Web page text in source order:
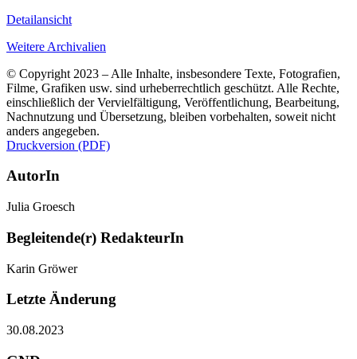
Detailansicht
Weitere Archivalien
© Copyright 2023 – Alle Inhalte, insbesondere Texte, Fotografien,
Filme, Grafiken usw. sind urheberrechtlich geschützt. Alle Rechte,
einschließlich der Vervielfältigung, Veröffentlichung, Bearbeitung,
Nachnutzung und Übersetzung, bleiben vorbehalten, soweit nicht
anders angegeben.
Druckversion (PDF)
AutorIn
Julia Groesch
Begleitende(r) RedakteurIn
Karin Gröwer
Letzte Änderung
30.08.2023